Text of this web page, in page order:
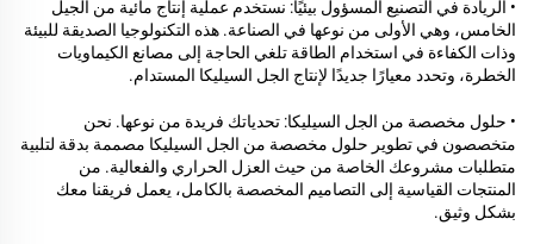
• الريادة في التصنيع المسؤول بيئيًا: نستخدم عملية إنتاج مائية من الجيل
الخامس، وهي الأولى من نوعها في الصناعة. هذه التكنولوجيا الصديقة للبيئة
وذات الكفاءة في استخدام الطاقة تلغي الحاجة إلى مصانع الكيماويات
الخطرة، وتحدد معيارًا جديدًا لإنتاج الجل السيليكا المستدام.
• حلول مخصصة من الجل السيليكا: تحدياتك فريدة من نوعها. نحن
متخصصون في تطوير حلول مخصصة من الجل السيليكا مصممة بدقة لتلبية
متطلبات مشروعك الخاصة من حيث العزل الحراري والفعالية. من
المنتجات القياسية إلى التصاميم المخصصة بالكامل، يعمل فريقنا معك
بشكل وثيق.